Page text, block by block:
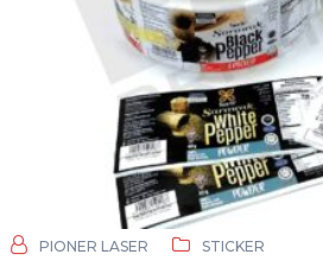
PIONER LASER STICKER